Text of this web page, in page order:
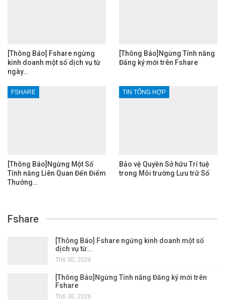
[Thông Báo] Fshare ngừng
kinh doanh một số dịch vụ từ
ngày…
[Thông Báo]Ngừng Tính năng
Đăng ký mới trên Fshare
FSHARE
[Thông Báo]Ngừng Một Số
Tính năng Liên Quan Đến Điểm
Thưởng…
TIN TỔNG HỢP
Bảo vệ Quyền Sở hữu Trí tuệ
trong Môi trường Lưu trữ Số
Fshare
[Thông Báo] Fshare ngừng kinh doanh một số
dịch vụ từ…
Th6 30, 2026
[Thông Báo]Ngừng Tính năng Đăng ký mới trên
Fshare
Th6 30, 2026